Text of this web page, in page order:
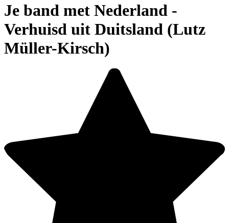
Je band met Nederland -
Verhuisd uit Duitsland (Lutz
Müller-Kirsch)